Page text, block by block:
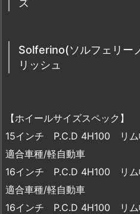
ズ
Solferino(ソルフェリ
リッシュ
【ホイールサイズスペック】
15インチ P.C.D 4H100
適合車種/軽自動車
16インチ P.C.D 4H100
適合車種/軽自動車
16インチ P.C.D 4H100